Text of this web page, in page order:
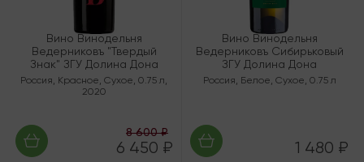
Вино Винодельня
Ведерниковъ "Твердый
Знак" ЗГУ Долина Дона
Россия, Красное,Сухое,0.75 л,
2020
8 600 ₽
6 450 ₽
Вино Винодельня
Ведерниковъ Сибирьковый
ЗГУ Долина Дона
Россия, Белое, Сухое, 0.75 л
1 480 ₽